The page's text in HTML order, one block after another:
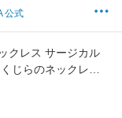
公式
クレス サージカル
じらのネックレス
ーカラー つけっぱ
ブランド 【誕生日